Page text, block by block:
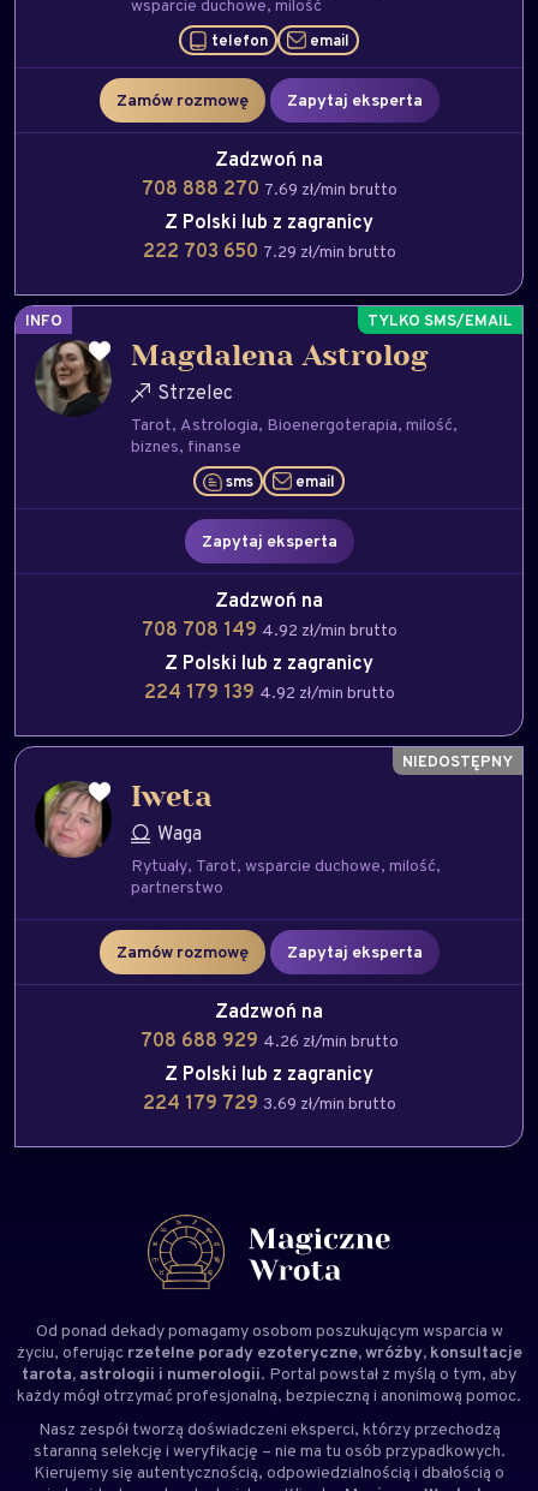
wsparcie duchowe milość
telefon email
Zamów rozmowę Zapytaj eksperta
Zadzwoń na
708 888 270 7.69 zł/min brutto
Z Polski lub z zagranicy
222 703 650 7.29 zł/min brutto
INFO
Magdalena Astrolog
Strzelec
Tarot Astrologia Bioenergoterapia milość
biznes finanse
sms email
Zapytaj eksperta
Zadzwoń na
708 708 149 4.92 zł/min brutto
Z Polski lub z zagranicy
224 179 139 4.92 zł/min brutto
Iweta
Waga
Rytuały Tarot wsparcie duchowe milość
partnerstwo
Zamów rozmowę Zapytaj eksperta
Zadzwoń na
708 688 929 4.26 zł/min brutto
Z Polski lub z zagranicy
224 179 729 3.69 zł/min brutto
Od ponad dekady pomagamy osobom poszukującym wsparcia w
życiu, oferując rzetelne porady ezoteryczne, wróżby, konsultacje
tarota, astrologii i numerologii. Portal powstał z myślą o tym, aby
każdy mógł otrzymać profesjonalną, bezpieczną i anonimową pomoc.
Nasz zespół tworzą doświadczeni eksperci, którzy przechodzą
staranną selekcję i weryfikację – nie ma tu osób przypadkowych.
Kierujemy się autentycznością, odpowiedzialnością i dbałością o